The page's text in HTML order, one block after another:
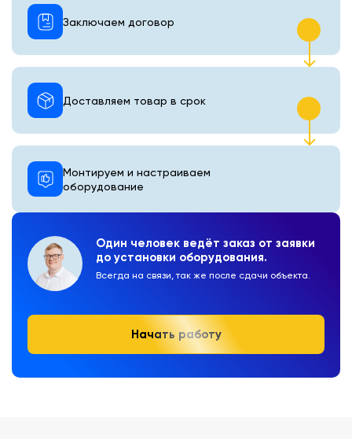
Один человек ведёт заказ от заявки
до установки оборудования.
Всегда на связи, так же после сдачи объекта.
Начать работу
Монтируем и настраиваем
оборудование
Доставляем товар в срок
Заключаем договор